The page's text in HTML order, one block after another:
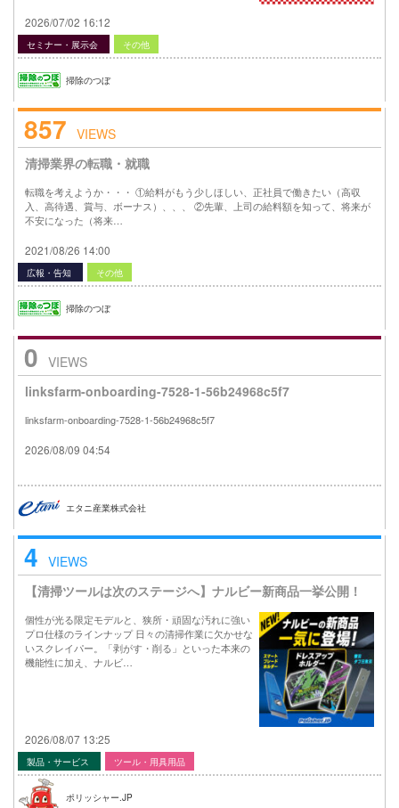
2026/07/02 16:12
セミナー・展示会 その他
掃除のつぼ
857 VIEWS
清掃業界の転職・就職
転職を考えようか・・・ ①給料がもう少しほしい、正社員で働きたい（高収
入、高待遇、賞与、ボーナス）、、、 ②先輩、上司の給料額を知って、将来が
不安になった（将来…
2021/08/26 14:00
広報・告知 その他
掃除のつぼ
0 VIEWS
linksfarm-onboarding-7528-1-56b24968c5f7
linksfarm-onboarding-7528-1-56b24968c5f7
2026/08/09 04:54
エタニ産業株式会社
4 VIEWS
【清掃ツールは次のステージへ】ナルビー新商品一挙公開！
個性が光る限定モデルと、狭所・頑固な汚れに強い
プロ仕様のラインナップ 日々の清掃作業に欠かせな
いスクレイパー。「剥がす・削る」といった本来の
機能性に加え、ナルビ…
2026/08/07 13:25
製品・サービス ツール・用具用品
ポリッシャー.JP